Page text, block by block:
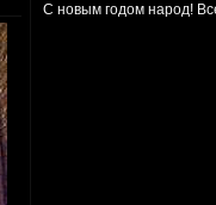
С новым годом народ!